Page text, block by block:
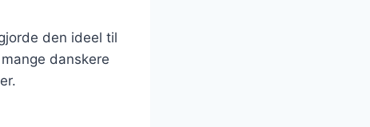
den ideel til
danskere